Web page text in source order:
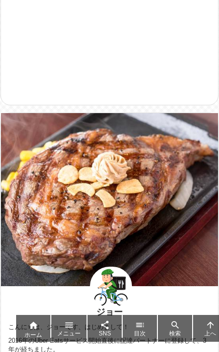
ジョー
こんにちは、ジョーです、はじめまして！
2016年のUber Eatsサービス開始直後に配達パートナーに登録して、3
年が経ちました。

ホーム

メニュー

SNS

目次

検索

上へ